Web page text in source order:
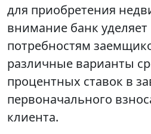
для приобретения
внимание банк
потребностям
различные варианты
процентных ставок в
первоначального
клиента.